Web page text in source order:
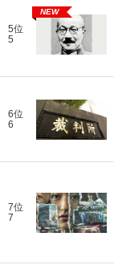
5位
5
NEW
6位
6
7位
7